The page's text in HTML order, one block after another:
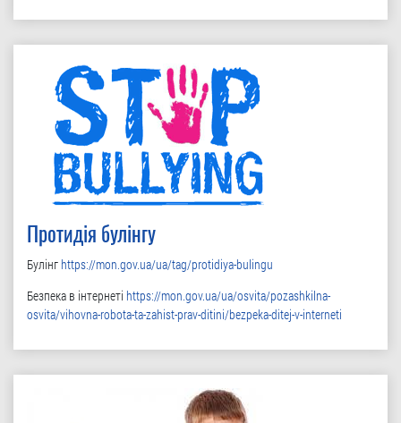
Протидія булінгу
Булінг https://mon.gov.ua/ua/tag/protidiya-bulingu
Безпека в інтернеті https://mon.gov.ua/ua/osvita/pozashkilna-
osvita/vihovna-robota-ta-zahist-prav-ditini/bezpeka-ditej-v-interneti